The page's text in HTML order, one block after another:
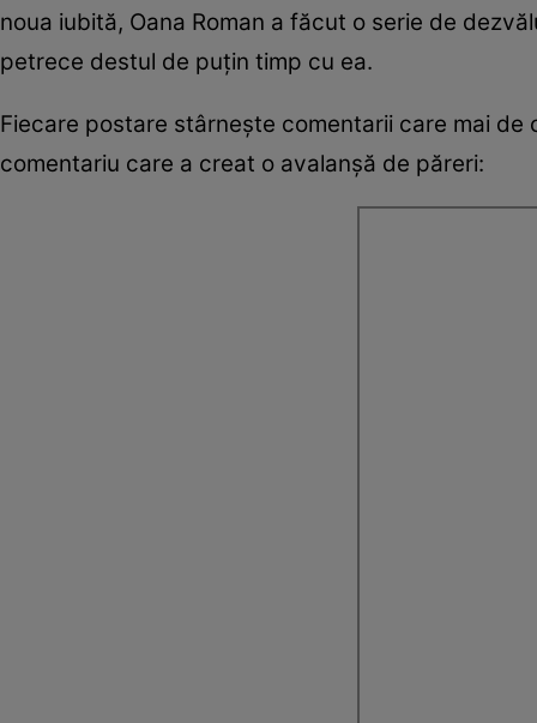
noua iubită, Oana Roman a făcut o serie de
petrece destul de puțin timp cu ea.
Fiecare postare stârnește comentarii care mai
comentariu care a creat o avalanșă de păreri: